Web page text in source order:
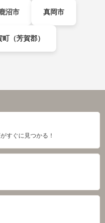
鹿沼市 真岡市
町（芳賀郡）
すぐに見つかる！